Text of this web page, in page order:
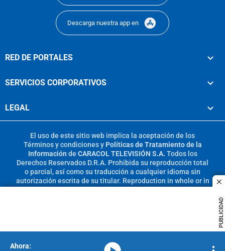
PUBLICIDAD
Descarga nuestra app en
RED DE PORTALES
SERVICIOS CORPORATIVOS
LEGAL
El uso de este sitio web implica la aceptación de los
Términos y condicionesy Políticas de Tratamiento de la
Información de CARACOL TELEVISIÓN S.A. Todos los
Derechos Reservados D.R.A. Prohibida su reproducción total
o parcial, así como su traducción a cualquier idioma sin
autorización escrita de su titular. Reproduction in whole or in